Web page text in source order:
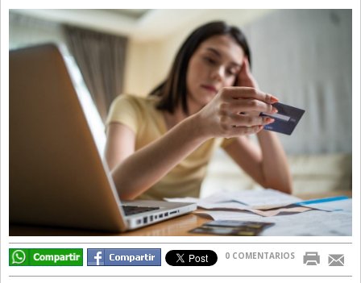
Diarios de Argentina
Diarios del Mundo
Directivos
Ecología y Ambiente
El Precio Que Yo Ví
Entrevista
Entrevista Exclusiva
0 COMENTARIOS